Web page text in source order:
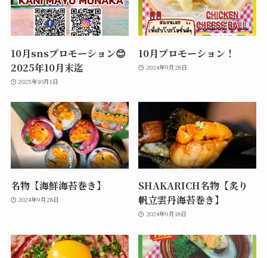
10月snsプロモーション😊
2025年10月末迄
2025年10月1日
10月プロモーション！
2024年9月28日
名物【海鮮海苔巻き】
2024年9月28日
SHAKARICH名物【炙り
帆立雲丹海苔巻き】
2024年9月18日